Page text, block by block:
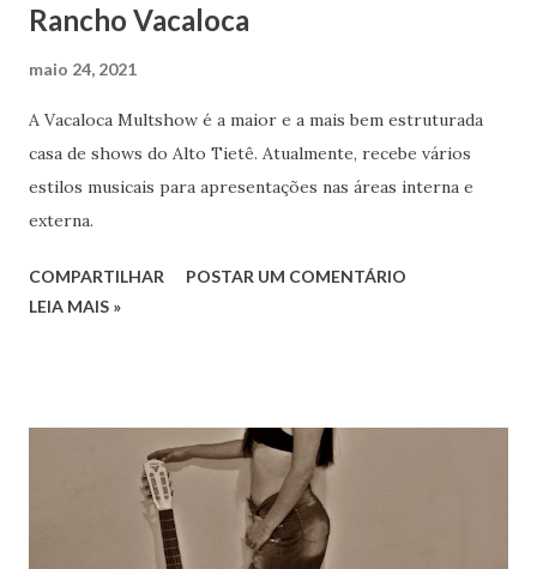
Rancho Vacaloca
maio 24, 2021
A Vacaloca Multshow é a maior e a mais bem estruturada
casa de shows do Alto Tietê. Atualmente, recebe vários
estilos musicais para apresentações nas áreas interna e
externa.
COMPARTILHAR
POSTAR UM COMENTÁRIO
LEIA MAIS »